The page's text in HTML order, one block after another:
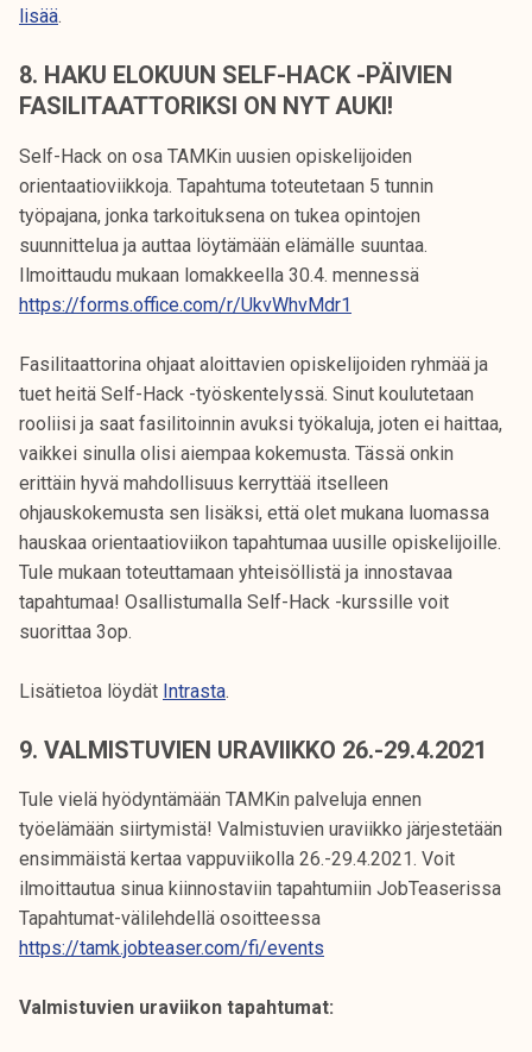
lisää.
8. HAKU ELOKUUN SELF-HACK -PÄIVIEN
FASILITAATTORIKSI ON NYT AUKI!
Self-Hack on osa TAMKin uusien opiskelijoiden
orientaatioviikkoja. Tapahtuma toteutetaan 5 tunnin
työpajana, jonka tarkoituksena on tukea opintojen
suunnittelua ja auttaa löytämään elämälle suuntaa.
Ilmoittaudu mukaan lomakkeella 30.4. mennessä
https://forms.office.com/r/UkvWhvMdr1
Fasilitaattorina ohjaat aloittavien opiskelijoiden ryhmää ja
tuet heitä Self-Hack -työskentelyssä. Sinut koulutetaan
rooliisi ja saat fasilitoinnin avuksi työkaluja, joten ei haittaa,
vaikkei sinulla olisi aiempaa kokemusta. Tässä onkin
erittäin hyvä mahdollisuus kerryttää itselleen
ohjauskokemusta sen lisäksi, että olet mukana luomassa
hauskaa orientaatioviikon tapahtumaa uusille opiskelijoille.
Tule mukaan toteuttamaan yhteisöllistä ja innostavaa
tapahtumaa! Osallistumalla Self-Hack -kurssille voit
suorittaa 3op.
Lisätietoa löydät Intrasta.
9. VALMISTUVIEN URAVIIKKO 26.-29.4.2021
Tule vielä hyödyntämään TAMKin palveluja ennen
työelämään siirtymistä! Valmistuvien uraviikko järjestetään
ensimmäistä kertaa vappuviikolla 26.-29.4.2021. Voit
ilmoittautua sinua kiinnostaviin tapahtumiin JobTeaserissa
Tapahtumat-välilehdellä osoitteessa
https://tamk.jobteaser.com/fi/events
Valmistuvien uraviikon tapahtumat: